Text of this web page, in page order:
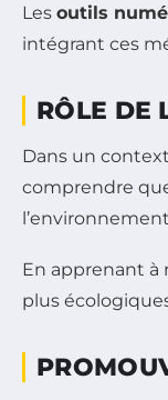
Les outils
intégrant ces
RÔLE DE
Dans un
comprendre
En apprenant à
plus